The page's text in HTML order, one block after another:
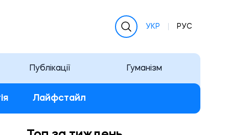
УКР РУС
Публікації Гуманізм
Лайфстайл